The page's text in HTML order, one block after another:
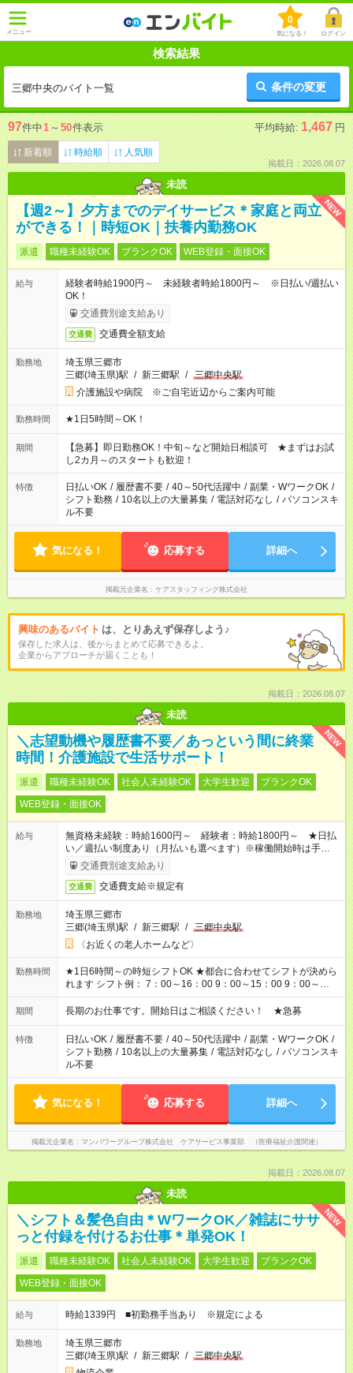
メニュー
0
気になる！ ログイン
検索結果
三郷中央のバイト一覧 条件の変更
97件中1 ～ 50件表示 平均時給: 1,467 円
新着順 時給順 人気順
掲載日：2026.08.07
未読
NEW
【週2～】夕方までのデイサービス＊家庭と両立
ができる！｜時短OK｜扶養内勤務OK
派遣 職種未経験OK ブランクOK WEB登録・面接OK
給与
経験者時給1900円～ 未経験者時給1800円～ ※日払い/週払い
OK！
交通費別途支給あり
交通費 交通費全額支給
勤務地
埼玉県三郷市
三郷(埼玉県)駅 / 新三郷駅 / 三郷中央駅
介護施設や病院 ※ご自宅近辺からご案内可能
勤務時間 ★1日5時間～OK！
期間
【急募】即日勤務OK！中旬～など開始日相談可 ★まずはお試
し2カ月～のスタートも歓迎！
特徴 日払いOK / 履歴書不要 / 40～50代活躍中 / 副業・WワークOK /
シフト勤務 / 10名以上の大量募集 / 電話対応なし / パソコンスキ
ル不要
気になる！ 応募する 詳細へ
掲載元企業名 ケアスタッフィング株式会社
興味のあるバイト は、とりあえず保存しよう♪
保存した求人は、後からまとめて応募できるよ。
企業からアプローチが届くことも！
掲載日：2026.08.07
未読
NEW
＼志望動機や履歴書不要／あっという間に終業
時間！介護施設で生活サポート！
派遣 職種未経験OK 社会人未経験OK 大学生歓迎
ブランクOK
WEB登録・面接OK
給与
無資格未経験：時給1600円～ 経験者：時給1800円～ ★日払
い／週払い制度あり（月払いも選べます）※稼働開始時は手続き
完了次第のお支払いとなります。
交通費別途支給あり
交通費 交通費支給※規定有
勤務地
埼玉県三郷市
三郷(埼玉県)駅 / 新三郷駅 / 三郷中央駅
〈お近くの老人ホームなど〉
勤務時間
★1日6時間～の時短シフトOK ★都合に合わせてシフトが決めら
れます シフト例： 7：00～16：00 9：00～15：00 9：00～
18：00 11：00～20：00 など ※Wワークの場合、他のお仕事と
合わせ週40時間超の就業はご案内できません ※法令に基づき、
派遣法（日雇い派遣の原則禁止）により、短時間・短期間の就
業はご案内が難しい場合があります
期間 長期のお仕事です。開始日はご相談ください！ ★急募
特徴 日払いOK / 履歴書不要 / 40～50代活躍中 / 副業・WワークOK /
シフト勤務 / 10名以上の大量募集 / 電話対応なし / パソコンスキ
ル不要
気になる！ 応募する 詳細へ
掲載元企業名 マンパワーグループ株式会社 ケアサービス事業部 （医療福祉介護関連）
掲載日：2026.08.07
未読
NEW
＼シフト＆髪色自由＊WワークOK／雑誌にササ
っと付録を付けるお仕事＊単発OK！
派遣 職種未経験OK 社会人未経験OK 大学生歓迎
ブランクOK
WEB登録・面接OK
給与 時給1339円 ■初勤務手当あり ※規定による
勤務地
埼玉県三郷市
三郷(埼玉県)駅 / 新三郷駅 / 三郷中央駅